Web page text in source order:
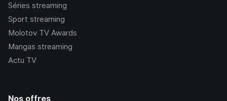
Séries streaming
Sport streaming
Molotov TV Awards
Mangas streaming
Actu TV
Nos offres